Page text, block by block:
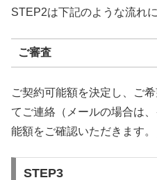
STEP2は下記のような流れ
ご審査
ご契約可能額を決定し、ご
てご連絡（メールの場合は
能額をご確認いただきます。
STEP3